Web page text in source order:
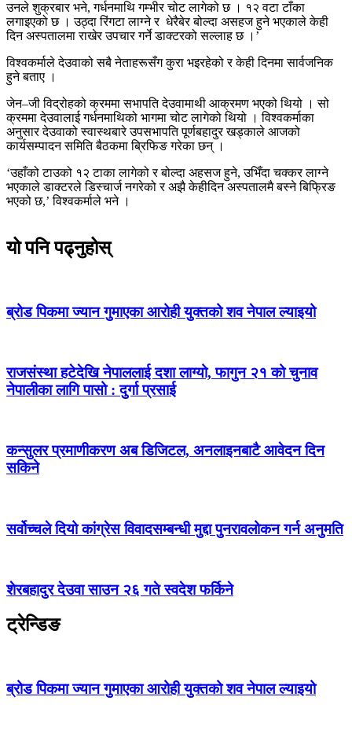
उनले शुक्रबार भने, गर्धनमाथि गम्भीर चोट लागेको छ । १२ वटा टाँका
लगाइएको छ । उठ्दा रिंगटा लाग्ने र धेरैबेर बोल्दा असहज हुने भएकाले केही
दिन अस्पतालमा राखेर उपचार गर्ने डाक्टरको सल्लाह छ ।’
विश्वकर्माले देउवाको सबै नेताहरूसँग कुरा भइरहेको र केही दिनमा सार्वजनिक
हुने बताए ।
जेन–जी विद्रोहको क्रममा सभापति देउवामाथी आक्रमण भएको थियो । सो
क्रममा देउवालाई गर्धनमाथिको भागमा चोट लागेको थियो । विश्वकर्माका
अनुसार देउवाको स्वास्थबारे उपसभापति पूर्णबहादुर खड्काले आजको
कार्यसम्पादन समिति बैठकमा ब्रिफिङ गरेका छन् ।
‘उहाँको टाउको १२ टाका लागेको र बोल्दा अहसज हुने, उभिँदा चक्कर लाग्ने
भएकाले डाक्टरले डिस्चार्ज नगरेको र अझै केहीदिन अस्पतालमै बस्ने बिफ्रिङ
भएको छ,’ विश्वकर्माले भने ।
यो पनि पढ्नुहोस्
ब्रोड पिकमा ज्यान गुमाएका आरोही युक्तको शव नेपाल ल्याइयो
राजसंस्था हटेदेखि नेपाललाई दशा लाग्यो, फागुन २१ को चुनाव
नेपालीका लागि पासो : दुर्गा प्रसाई
कन्सुलर प्रमाणीकरण अब डिजिटल, अनलाइनबाटै आवेदन दिन
सकिने
सर्वोच्चले दियो कांग्रेस विवादसम्बन्धी मुद्दा पुनरावलोकन गर्न अनुमति
शेरबहादुर देउवा साउन २६ गते स्वदेश फर्किने
ट्रेन्डिङ
ब्रोड पिकमा ज्यान गुमाएका आरोही युक्तको शव नेपाल ल्याइयो